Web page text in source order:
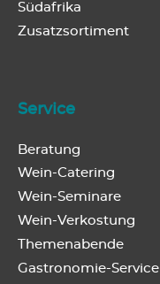
Südafrika
Zusatzsortiment
Service
Beratung
Wein-Catering
Wein-Seminare
Wein-Verkostung
Themenabende
Gastronomie-Service